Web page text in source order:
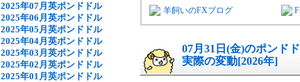
2025年07月英ポンドドル
2025年06月英ポンドドル
2025年05月英ポンドドル
2025年04月英ポンドドル
2025年03月英ポンドドル
2025年02月英ポンドドル
2025年01月英ポンドドル
羊飼いのFXブログ
07月31日(金)のポンド
実際の変動[2026年]